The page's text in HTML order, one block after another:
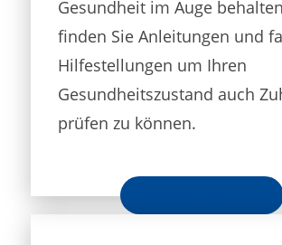
Gesundheit im Auge
finden Sie Anleitungen und
Hilfestellungen um Ihren
Gesundheitszustand auch
prüfen zu können.